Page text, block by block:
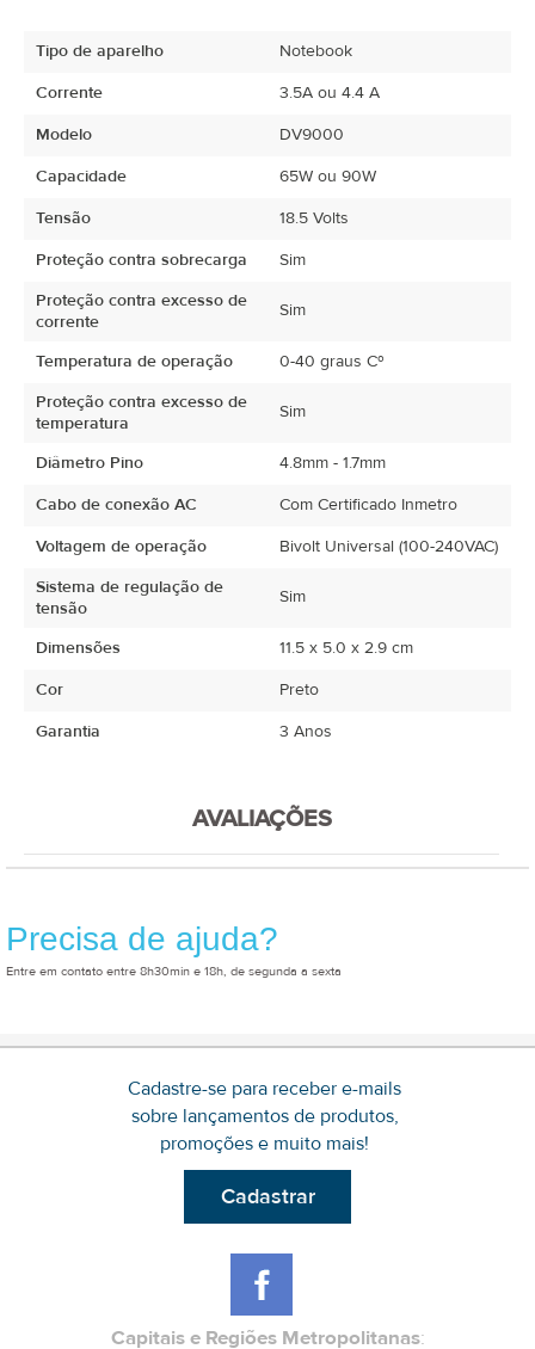
Tipo de aparelho
Notebook
Corrente
3.5A ou 4.4 A
Modelo
DV9000
Capacidade
65W ou 90W
Tensão
18.5 Volts
Proteção contra sobrecarga
Sim
Proteção contra excesso de
corrente
Sim
Temperatura de operação
0-40 graus Cº
Proteção contra excesso de
temperatura
Sim
Diâmetro Pino
4.8mm - 1.7mm
Cabo de conexão AC
Com Certificado Inmetro
Voltagem de operação
Bivolt Universal (100-240VAC)
Sistema de regulação de
tensão
Sim
Dimensões
11.5 x 5.0 x 2.9 cm
Cor
Preto
Garantia
3 Anos
AVALIAÇÕES
Precisa de ajuda?
Entre em contato entre 8h30min e 18h, de segunda a sexta
Cadastre-se para receber e-mails
sobre lançamentos de produtos,
promoções e muito mais!
Cadastrar
Capitais e Regiões Metropolitanas: